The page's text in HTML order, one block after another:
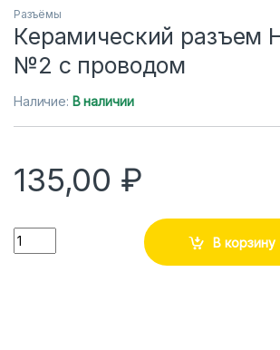
Разъёмы
Керамический разъем
№2 с проводом
Наличие: В наличии
135,00 ₽
Количество
В корзину